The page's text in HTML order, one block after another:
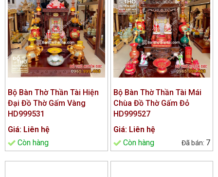
Bộ Bàn Thờ Thần Tài Hiện
Đại Đồ Thờ Gấm Vàng
HD999531
Giá: Liên hệ
Còn hàng
Bộ Bàn Thờ Thần Tài Mái
Chùa Đồ Thờ Gấm Đỏ
HD999527
Giá: Liên hệ
Còn hàng
7